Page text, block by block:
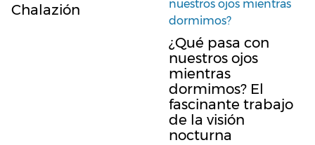
Chalazión
¿Qué pasa con
nuestros ojos
mientras
dormimos? El
fascinante trabajo
de la visión
nocturna